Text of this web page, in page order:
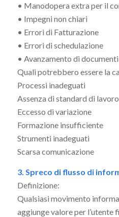
• Manodopera extra per il
• Impegni non chiari
• Errori di Fatturazione
• Errori di schedulazione
• Avanzamento di
Quali potrebbero essere la
Processi inadeguati
Assenza di standard di lavoro
Eccesso di variazione
Formazione insufficiente
Strumenti inadeguati
Scarsa comunicazione
3. Spreco di flusso di
Definizione:
Qualsiasi movimento
aggiunge valore per l’utente